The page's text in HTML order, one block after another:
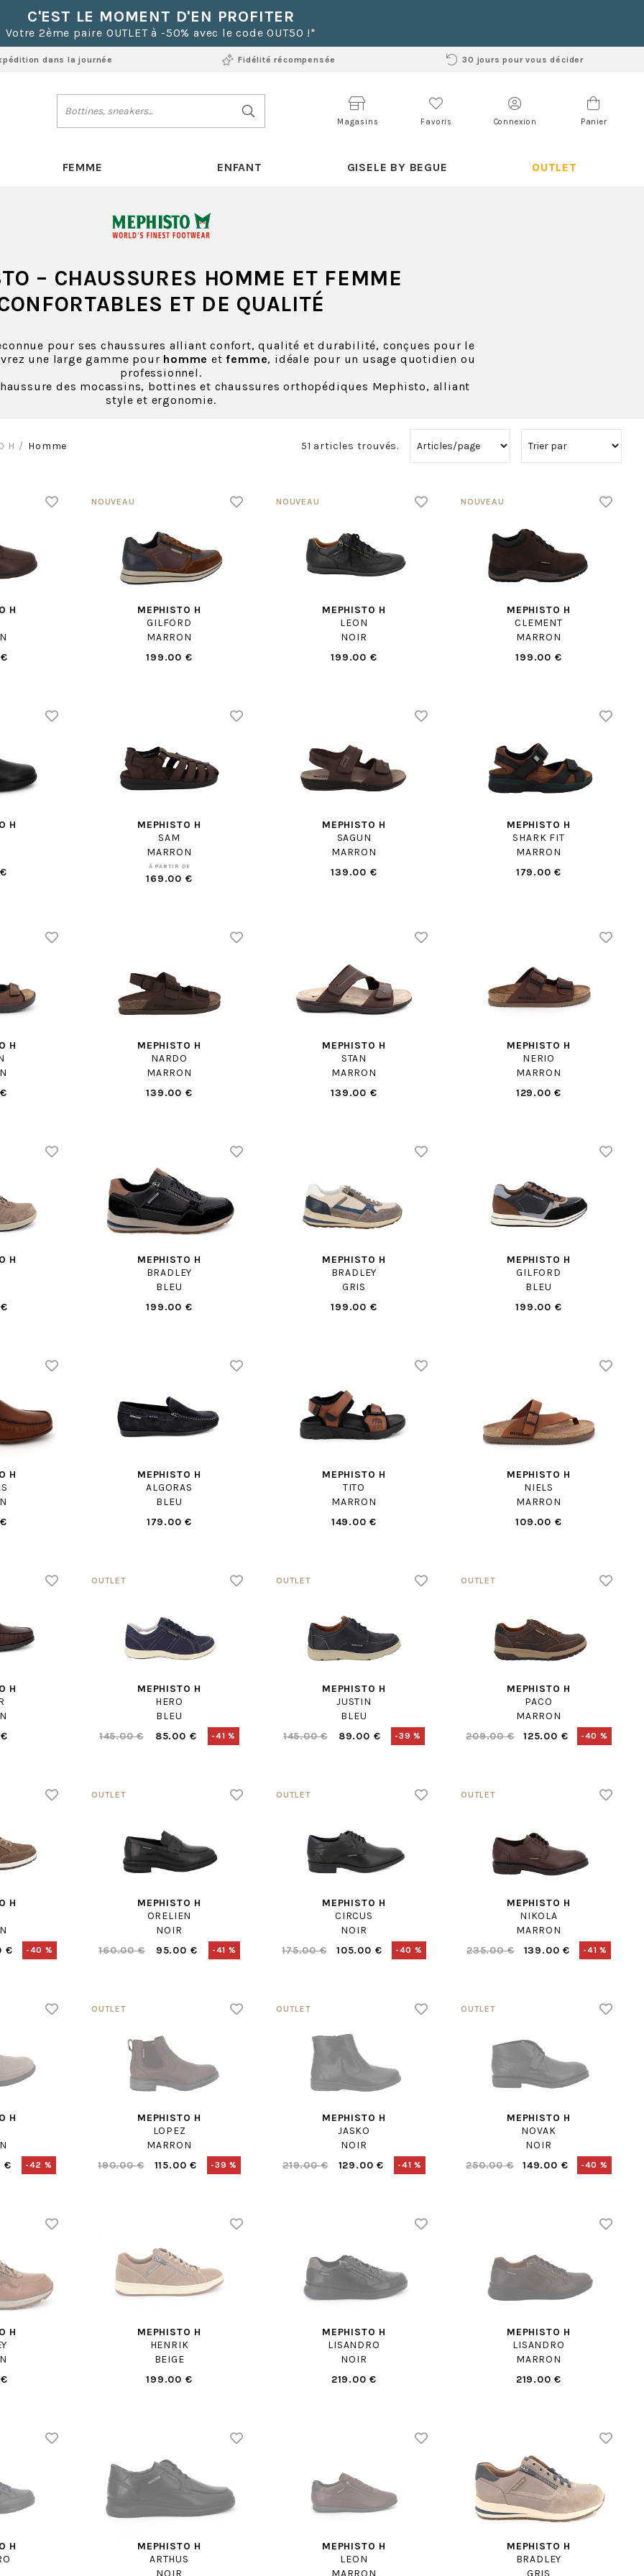
C'EST LE MOMENT D'EN PROFITER
Votre 2ème paire OUTLET à -50% avec le code OUT50 !*
dans la journée Fidélité récompensée 30 jours pour vous décider
Magasins Favoris Connexion Panier
FEMME ENFANT GISELE BY BEGUE OUTLET
– CHAUSSURES HOMME ET FEMME
ET DE QUALITÉ
pour ses chaussures alliant confort, qualité et durabilité, conçues pour le
une large gamme pour homme etfemme, idéale pour un usage quotidien ou
professionnel.
des mocassins, bottines et chaussures orthopédiques Mephisto, alliant
style et ergonomie.
H Homme 51 articles trouvés.
H
MEPHISTO H
GILFORD
MARRON
199.00 €
MEPHISTO H
LEON
NOIR
199.00 €
MEPHISTO H
CLEMENT
MARRON
199.00 €
H
MEPHISTO H
SAM
MARRON
À PARTIR DE
169.00 €
MEPHISTO H
SAGUN
MARRON
139.00 €
MEPHISTO H
SHARK FIT
MARRON
179.00 €
H
MEPHISTO H
NARDO
MARRON
139.00 €
MEPHISTO H
STAN
MARRON
139.00 €
MEPHISTO H
NERIO
MARRON
129.00 €
H
MEPHISTO H
BRADLEY
BLEU
199.00 €
MEPHISTO H
BRADLEY
GRIS
199.00 €
MEPHISTO H
GILFORD
BLEU
199.00 €
H
MEPHISTO H
ALGORAS
BLEU
179.00 €
MEPHISTO H
TITO
MARRON
149.00 €
MEPHISTO H
NIELS
MARRON
109.00 €
H
MEPHISTO H
HERO
BLEU
145.00 €
85.00 € -41 %
MEPHISTO H
JUSTIN
BLEU
145.00 €
89.00 € -39 %
MEPHISTO H
PACO
MARRON
209.00 €
125.00 € -40 %
H
€ -40 %
MEPHISTO H
ORELIEN
NOIR
160.00 €
95.00 € -41 %
MEPHISTO H
CIRCUS
NOIR
175.00 €
105.00 € -40 %
MEPHISTO H
NIKOLA
MARRON
235.00 €
139.00 € -41 %
H
€ -42 %
MEPHISTO H
LOPEZ
MARRON
190.00 €
115.00 € -39 %
MEPHISTO H
JASKO
NOIR
219.00 €
129.00 € -41 %
MEPHISTO H
NOVAK
NOIR
250.00 €
149.00 € -40 %
H
MEPHISTO H
HENRIK
BEIGE
199.00 €
MEPHISTO H
LISANDRO
NOIR
219.00 €
MEPHISTO H
LISANDRO
MARRON
219.00 €
H
MEPHISTO H
ARTHUS
MEPHISTO H
LEON
MEPHISTO H
BRADLEY